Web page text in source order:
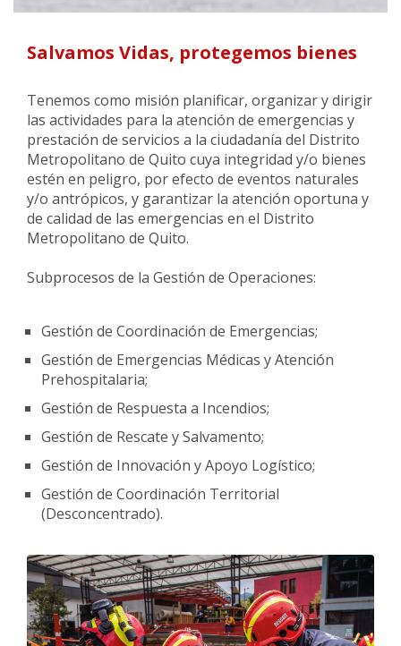
Salvamos Vidas, protegemos bienes
Tenemos como misión planificar, organizar y dirigir
las actividades para la atención de emergencias y
prestación de servicios a la ciudadanía del Distrito
Metropolitano de Quito cuya integridad y/o bienes
estén en peligro, por efecto de eventos naturales
y/o antrópicos, y garantizar la atención oportuna y
de calidad de las emergencias en el Distrito
Metropolitano de Quito.
Subprocesos de la Gestión de Operaciones:
Gestión de Coordinación de Emergencias;
Gestión de Emergencias Médicas y Atención
Prehospitalaria;
Gestión de Respuesta a Incendios;
Gestión de Rescate y Salvamento;
Gestión de Innovación y Apoyo Logístico;
Gestión de Coordinación Territorial
(Desconcentrado).